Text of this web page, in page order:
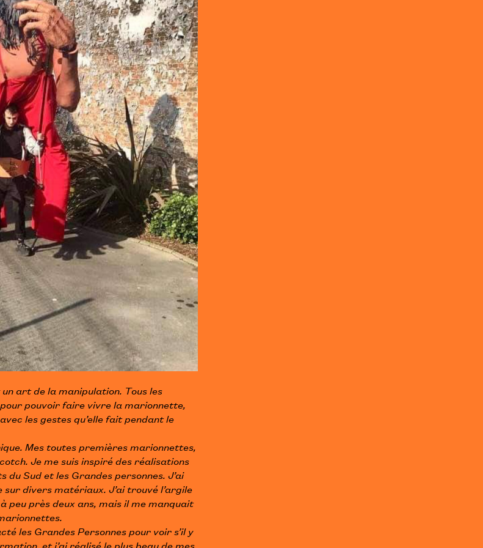
art de la manipulation. Tous les
pouvoir faire vivre la marionnette,
les gestes qu’elle fait pendant le
Mes toutes premières marionnettes,
Je me suis inspiré des réalisations
du Sud et les Grandes personnes. J’ai
divers matériaux. J’ai trouvé l’argile
peu près deux ans, mais il me manquait
les Grandes Personnes pour voir s’il y
et j’ai réalisé le plus beau de mes